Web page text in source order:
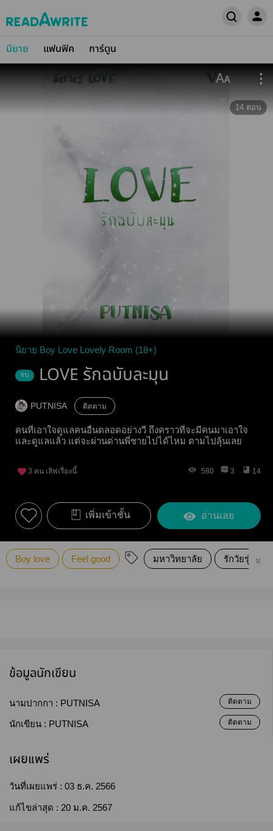
นิยาย แฟนฟิค การ์ตูน
14 ตอน
นิยาย Boy Love Lovely Room (18+)
จบ LOVE รักฉบับละมุน
PUTNISA ติดตาม
คนที่เอาใจดูแลคนอื่นตลอดอย่างวี ถึงคราวที่จะมีคนมาเอาใจ
และดูแลแล้ว แต่จะผ่านด่านพี่ชายไปได้ไหม ตามไปลุ้นเลย
3 คน เลิฟเรื่องนี้ 580 3 14
เพิ่มเข้าชั้น อ่านเลย
Boy love Feel good มหาวิทยาลัย รักวัยรุ่น
ข้อมูลนักเขียน
นามปากกา : PUTNISA ติดตาม
นักเขียน : PUTNISA ติดตาม
เผยแพร่
วันที่เผยแพร่ : 03 ธ.ค. 2566
แก้ไขล่าสุด : 20 ม.ค. 2567